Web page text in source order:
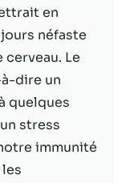
en
néfaste
Le
dire un
quelques
stress
immunité
cookies ne
pas
Ils
au
Web.